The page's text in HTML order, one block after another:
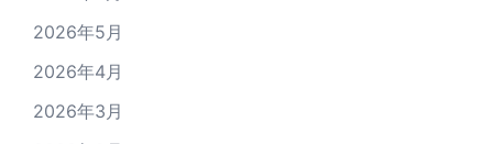
2026年5月
2026年4月
2026年3月